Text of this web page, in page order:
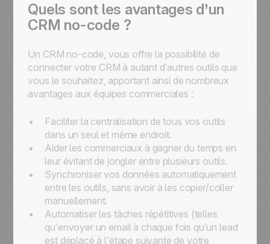
Quels sont les avantages d’un
CRM no-code ?
Un CRM no-code, vous offre la possibilité de
connecter votre CRM à autant d’autres outils que
vous le souhaitez, apportant ainsi de nombreux
avantages aux équipes commerciales :
Faciliter la centralisation de tous vos outils
dans un seul et même endroit.
Aider les commerciaux à gagner du temps en
leur évitant de jongler entre plusieurs outils.
Synchroniser vos données automatiquement
entre les outils, sans avoir à les copier/coller
manuellement.
Automatiser les tâches répétitives (telles
qu’envoyer un email à chaque fois qu’un lead
est déplacé à l’étape suivante de votre